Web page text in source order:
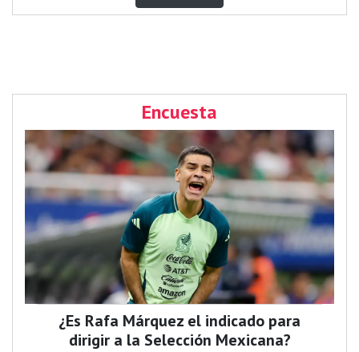
Encuesta
¿Es Rafa Márquez el indicado para
dirigir a la Selección Mexicana?